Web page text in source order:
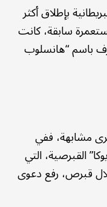
بإطلاق أكثر
ملف سري تعود إلى 37 مستعمرة سابقة، كانت
باسم “هانسلوب
مشابهة، ففي
“إيوكا” القبرصية، التي
قبرص، رفع دعوى